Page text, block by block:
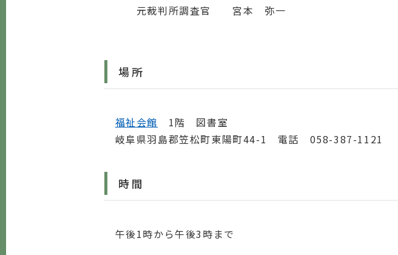
元裁判所調査官 宮本 弥一
場所
福祉会館 1階 図書室
岐阜県羽島郡笠松町東陽町44-1 電話 058-387-1121
時間
午後1時から午後3時まで